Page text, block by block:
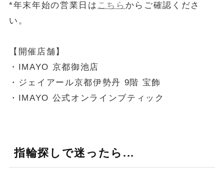
*年末年始の営業日は こちら からご確認くださ
い。
【開催店舗】
・IMAYO 京都御池店
・ジェイアール京都伊勢丹 9階 宝飾
・IMAYO 公式オンラインブティック
指輪探しで迷ったら...